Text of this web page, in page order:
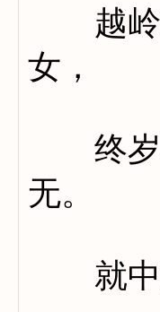
越岭
女，
终岁
无。
就中